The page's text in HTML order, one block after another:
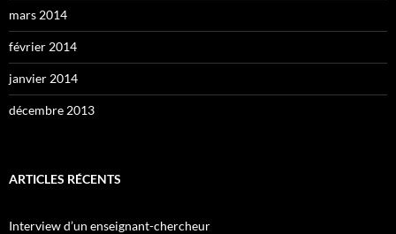
mars 2014
février 2014
janvier 2014
décembre 2013
ARTICLES RÉCENTS
Interview d’un enseignant-chercheur